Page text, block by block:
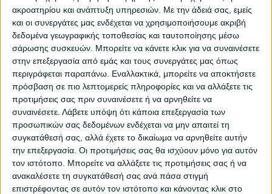
ακροατηρίου και ανάπτυξη υπηρεσιών. Με την άδειά σας, εμείς
και οι συνεργάτες μας ενδέχεται να χρησιμοποιήσουμε ακριβή
δεδομένα γεωγραφικής τοποθεσίας και ταυτοποίησης μέσω
σάρωσης συσκευών. Μπορείτε να κάνετε κλικ για να συναινέσετε
στην επεξεργασία από εμάς και τους συνεργάτες μας όπως
περιγράφεται παραπάνω. Εναλλακτικά, μπορείτε να αποκτήσετε
πρόσβαση σε πιο λεπτομερείς πληροφορίες και να αλλάξετε τις
προτιμήσεις σας πριν συναινέσετε ή να αρνηθείτε να
συναινέσετε. Λάβετε υπόψη ότι κάποια επεξεργασία των
προσωπικών σας δεδομένων ενδέχεται να μην απαιτεί τη
συγκατάθεσή σας, αλλά έχετε το δικαίωμα να αρνηθείτε αυτήν
την επεξεργασία. Οι προτιμήσεις σας θα ισχύουν μόνο για αυτόν
τον ιστότοπο. Μπορείτε να αλλάξετε τις προτιμήσεις σας ή να
ανακαλέσετε τη συγκατάθεσή σας ανά πάσα στιγμή
επιστρέφοντας σε αυτόν τον ιστότοπο και κάνοντας κλικ στο
VIDEO ΤΗΣ ΘΕΣΣΑΛΙΑΣ
Σύσκεψη στην Αθήνα για αποζημιώσεις
χαλαζόπληκτων